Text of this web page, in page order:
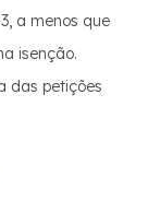
a menos que
isenção.
das petições